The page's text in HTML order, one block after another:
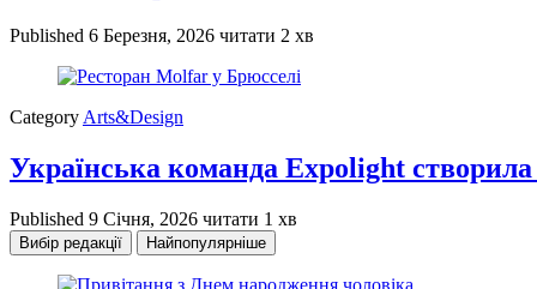
Published 6 Березня, 2026 читати 2 хв
Category Arts&Design
Українська команда Expolight створила
Published 9 Січня, 2026 читати 1 хв
Вибір редакції Найпопулярніше